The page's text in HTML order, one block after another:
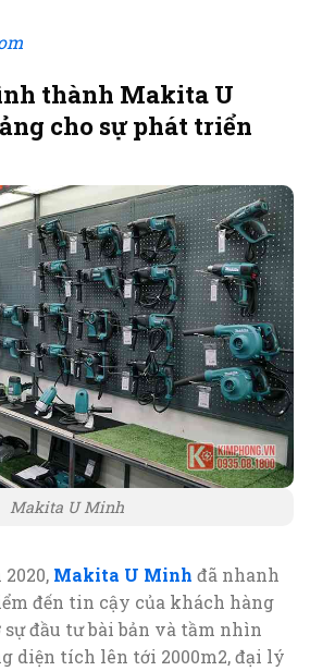
thành Makita U
cho sự phát triển
Makita U Minh
Makita U Minh đã nhanh
đến tin cậy của khách hàng
đầu tư bài bản và tầm nhìn
diện tích lên tới 2000m2, đại lý